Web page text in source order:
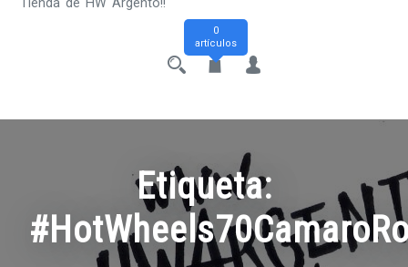
Tienda de HW Argento!!
0
artículos
Etiqueta: